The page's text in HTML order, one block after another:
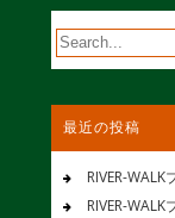
最近の投稿
RIVER-
RIVER-